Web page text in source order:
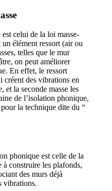
celui de la loi masse-
élément ressort (air ou
telles que le mur
on peut améliorer
En effet, le ressort
créent des vibrations en
et la seconde masse les
de l’isolation phonique,
la technique dite du “
phonique est celle de la
construire les plafonds,
des murs déjà
vibrations.